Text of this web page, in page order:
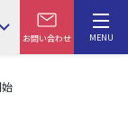
MENU
お問い合わせ
始